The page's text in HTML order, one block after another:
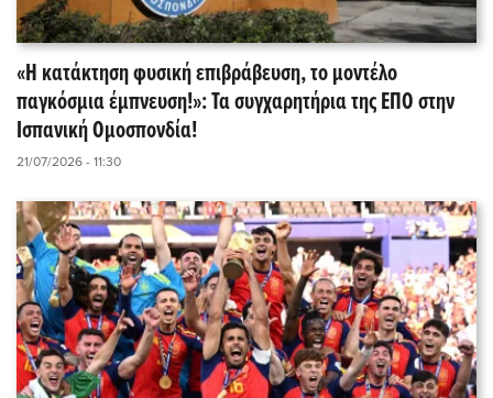
«Η κατάκτηση φυσική επιβράβευση, το μοντέλο
παγκόσμια έμπνευση!»: Τα συγχαρητήρια της ΕΠΟ στην
Ισπανική Ομοσπονδία!
21/07/2026 - 11:30